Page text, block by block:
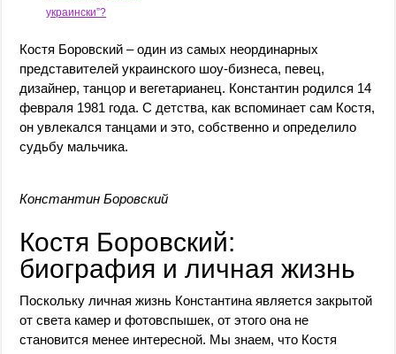
украински”?
Костя Боровский – один из самых неординарных
представителей украинского шоу-бизнеса, певец,
дизайнер, танцор и вегетарианец. Константин родился 14
февраля 1981 года. С детства, как вспоминает сам Костя,
он увлекался танцами и это, собственно и определило
судьбу мальчика.
Константин Боровский
Костя Боровский:
биография и личная жизнь
Поскольку личная жизнь Константина является закрытой
от света камер и фотовспышек, от этого она не
становится менее интересной. Мы знаем, что Костя